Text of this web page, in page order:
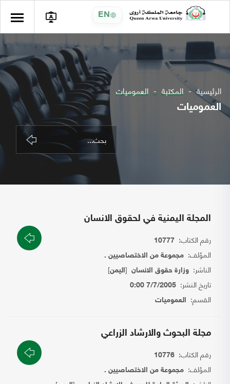
EN
الرئيسية المكتبة العموميات
العموميات
المجلة اليمنية في لحقوق الانسان
رقم الكتاب: 10777
المؤلف: مجموعة من الاختصاصيين .
الناشر: وزارة حقوق الانسان [اليمن]
تاريخ النشر: 7/7/2005 0:00
القسم: العموميات
مجلة البحوث والارشاد الزراعي
رقم الكتاب: 10776
المؤلف: مجموعة من الاختصاصيين .